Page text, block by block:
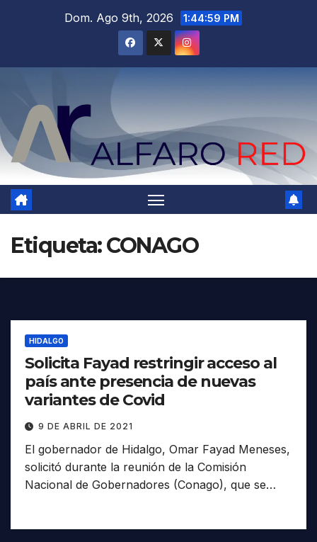
Dom. Ago 9th, 2026 1:45:00 PM
Etiqueta:CONAGO
HIDALGO
Solicita Fayad restringir acceso al
país ante presencia de nuevas
variantes de Covid
9 DE ABRIL DE 2021
El gobernador de Hidalgo, Omar Fayad Meneses,
solicitó durante la reunión de la Comisión
Nacional de Gobernadores (Conago), que se…